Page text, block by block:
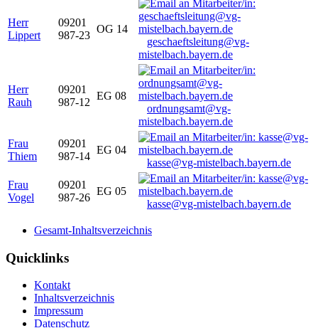
Herr
Lippert
09201
987-23
OG 14
geschaeftsleitung@vg-
mistelbach.bayern.de
Herr
Rauh
09201
987-12
EG 08
ordnungsamt@vg-
mistelbach.bayern.de
Frau
Thiem
09201
987-14
EG 04
kasse@vg-mistelbach.bayern.de
Frau
Vogel
09201
987-26
EG 05
kasse@vg-mistelbach.bayern.de
Gesamt-Inhaltsverzeichnis
Quicklinks
Kontakt
Inhaltsverzeichnis
Impressum
Datenschutz